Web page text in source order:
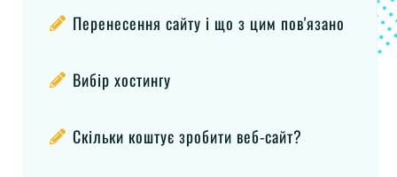
Перенесення сайту і що з цим пов'язано
Вибір хостингу
Скільки коштує зробити веб-сайт?